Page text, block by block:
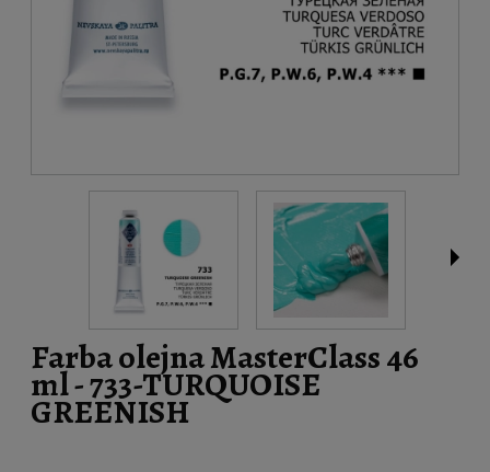
Farba olejna MasterClass 46
ml - 733-TURQUOISE
GREENISH